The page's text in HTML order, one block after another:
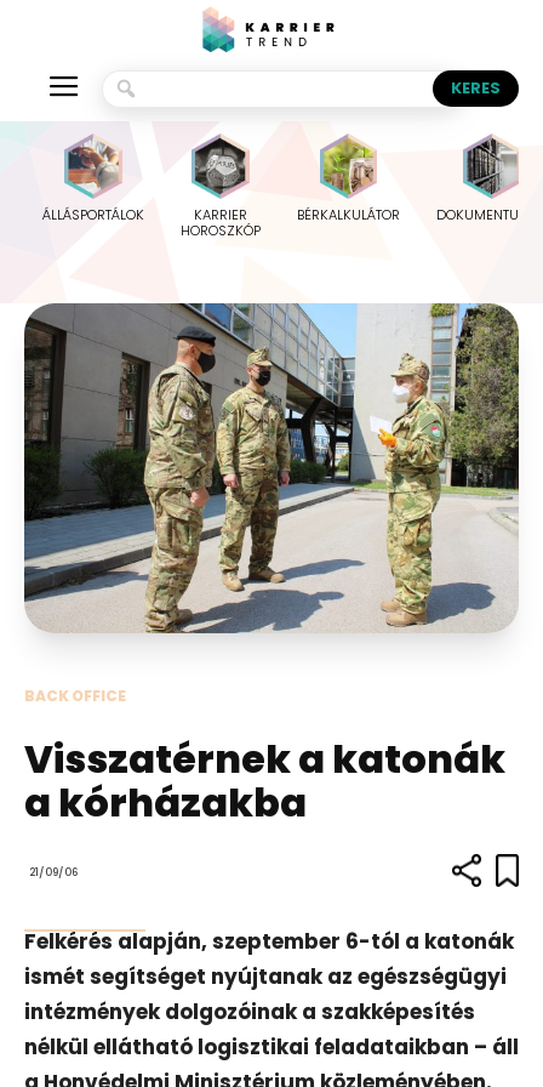
ÁLLÁSPORTÁLOK
KARRIER
HOROSZKÓP
BÉRKALKULÁTOR
BACK OFFICE
Visszatérnek a katonák
a kórházakba
21/09/06
Felkérés alapján, szeptember 6-tól a katonák
ismét segítséget nyújtanak az egészségügyi
intézmények dolgozóinak a szakképesítés
nélkül ellátható logisztikai feladataikban – áll